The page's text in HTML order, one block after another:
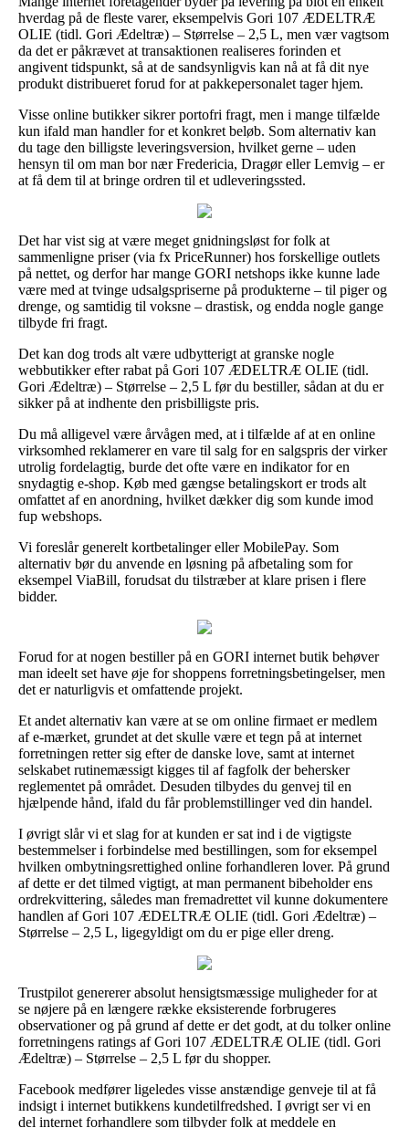
hverdag på de fleste varer, eksempelvis Gori 107 ÆDELTRÆ
OLIE (tidl. Gori Ædeltræ) – Størrelse – 2,5 L, men vær vagtsom
da det er påkrævet at transaktionen realiseres forinden et
angivent tidspunkt, så at de sandsynligvis kan nå at få dit nye
produkt distribueret forud for at pakkepersonalet tager hjem.
Visse online butikker sikrer portofri fragt, men i mange tilfælde
kun ifald man handler for et konkret beløb. Som alternativ kan
du tage den billigste leveringsversion, hvilket gerne – uden
hensyn til om man bor nær Fredericia, Dragør eller Lemvig – er
at få dem til at bringe ordren til et udleveringssted.
Det har vist sig at være meget gnidningsløst for folk at
sammenligne priser (via fx PriceRunner) hos forskellige outlets
på nettet, og derfor har mange GORI netshops ikke kunne lade
være med at tvinge udsalgspriserne på produkterne – til piger og
drenge, og samtidig til voksne – drastisk, og endda nogle gange
tilbyde fri fragt.
Det kan dog trods alt være udbytterigt at granske nogle
webbutikker efter rabat på Gori 107 ÆDELTRÆ OLIE (tidl.
Gori Ædeltræ) – Størrelse – 2,5 L før du bestiller, sådan at du er
sikker på at indhente den prisbilligste pris.
Du må alligevel være årvågen med, at i tilfælde af at en online
virksomhed reklamerer en vare til salg for en salgspris der virker
utrolig fordelagtig, burde det ofte være en indikator for en
snydagtig e-shop. Køb med gængse betalingskort er trods alt
omfattet af en anordning, hvilket dækker dig som kunde imod
fup webshops.
Vi foreslår generelt kortbetalinger eller MobilePay. Som
alternativ bør du anvende en løsning på afbetaling som for
eksempel ViaBill, forudsat du tilstræber at klare prisen i flere
bidder.
Forud for at nogen bestiller på en GORI internet butik behøver
man ideelt set have øje for shoppens forretningsbetingelser, men
det er naturligvis et omfattende projekt.
Et andet alternativ kan være at se om online firmaet er medlem
af e-mærket, grundet at det skulle være et tegn på at internet
forretningen retter sig efter de danske love, samt at internet
selskabet rutinemæssigt kigges til af fagfolk der behersker
reglementet på området. Desuden tilbydes du genvej til en
hjælpende hånd, ifald du får problemstillinger ved din handel.
I øvrigt slår vi et slag for at kunden er sat ind i de vigtigste
bestemmelser i forbindelse med bestillingen, som for eksempel
hvilken ombytningsrettighed online forhandleren lover. På grund
af dette er det tilmed vigtigt, at man permanent bibeholder ens
ordrekvittering, således man fremadrettet vil kunne dokumentere
handlen af Gori 107 ÆDELTRÆ OLIE (tidl. Gori Ædeltræ) –
Størrelse – 2,5 L, ligegyldigt om du er pige eller dreng.
Trustpilot genererer absolut hensigtsmæssige muligheder for at
se nøjere på en længere række eksisterende forbrugeres
observationer og på grund af dette er det godt, at du tolker online
forretningens ratings af Gori 107 ÆDELTRÆ OLIE (tidl. Gori
Ædeltræ) – Størrelse – 2,5 L før du shopper.
Facebook medfører ligeledes visse anstændige genveje til at få
indsigt i internet butikkens kundetilfredshed. I øvrigt ser vi en
del internet forhandlere som tilbyder folk at meddele en